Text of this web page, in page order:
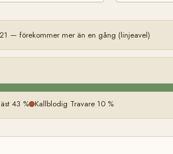
— förekommer mer än en gång (linjeavel)
43 % Kallblodig Travare 10 %